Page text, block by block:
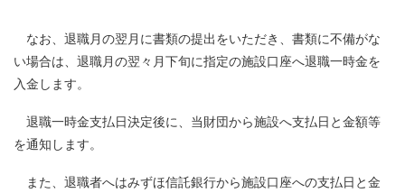
なお、退職月の翌月に書類の提出をいただき、書類に不備がな
い場合は、退職月の翌々月下旬に指定の施設口座へ退職一時金を
入金します。
退職一時金支払日決定後に、当財団から施設へ支払日と金額等
を通知します。
また、退職者へはみずほ信託銀行から施設口座への支払日と金